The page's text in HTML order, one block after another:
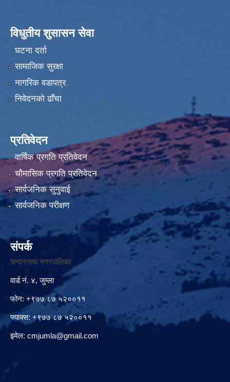
विधुतीय शुसासन सेवा
घटना दर्ता
सामाजिक सुरक्षा
नागरिक वडापत्र
निवेदनको ढाँचा
प्रतिवेदन
वार्षिक प्रगति प्रतिवेदन
चौमासिक प्रगति प्रतिवेदन
सार्वजनिक सुनुवाई
सार्वजनिक परीक्षण
संपर्क
चन्दननाथ नगरपालिका
वार्ड नं. ४, जुम्ला
फोन: +९७७ ८७ ५२००११
फ्याक्स: +९७७ ८७ ५२००११
इमेल: cmjumla@gmail.com